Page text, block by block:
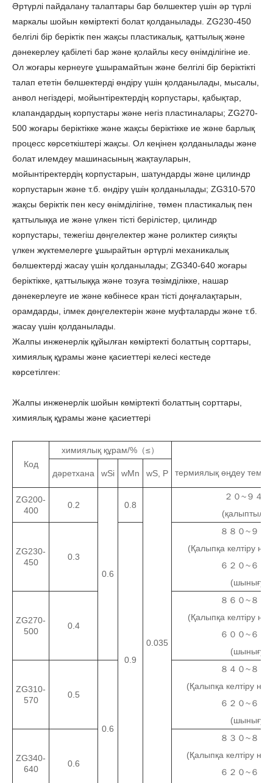
Әртүрлі пайдалану талаптары бар бөлшектер үшін әр түрлі
маркалы шойын көміртекті болат қолданылады. ZG230-450
белгілі бір беріктік пен жақсы пластикалық, қаттылық және
дәнекерлеу қабілеті бар және қолайлы кесу өнімділігіне ие.
Ол жоғары кернеуге ұшырамайтын және белгілі бір беріктікті
талап ететін бөлшектерді өндіру үшін қолданылады, мысалы,
анвол негіздері, мойынтіректердің корпустары, қабықтар,
клапандардың корпустары және негіз пластиналары; ZG270-
500 жоғары беріктікке және жақсы беріктікке ие және барлық
процесс көрсеткіштері жақсы. Ол кеңінен қолданылады және
болат илемдеу машинасының жақтауларын,
мойынтіректердің корпустарын, шатундарды және цилиндр
корпустарын және т.б. өндіру үшін қолданылады; ZG310-570
жақсы беріктік пен кесу өнімділігіне, төмен пластикалық пен
қаттылыққа ие және үлкен тісті берілістер, цилиндр
корпустары, тежегіш дөңгелектер және роликтер сияқты
үлкен жүктемелерге ұшырайтын әртүрлі механикалық
бөлшектерді жасау үшін қолданылады; ZG340-640 жоғары
беріктікке, қаттылыққа және тозуға төзімділікке, нашар
дәнекерлеуге ие және көбінесе кран тісті доңғалақтарын,
орамдарды, ілмек дөңгелектерін және муфталарды және т.б.
жасау үшін қолданылады.
Жалпы инженерлік құйылған көміртекті болаттың сорттары,
химиялық құрамы және қасиеттері келесі кестеде
көрсетілген:
Жалпы инженерлік шойын көміртекті болаттың сорттары,
химиялық құрамы және қасиеттері
Код
химиялық құрам/%（≤）
термиялық өңдеу
дәретхана wSi wMn wS, P
ZG200-
400
0.2
0.6
0.8
0.035
２０~９４
ZG230-
450
0.3
0.9
８８０~９０
(Қалыпқа келтіру
６２０~６８
(шынығу)
ZG270-
500
0.4
８６０~８８
(Қалыпқа келтіру
６００~６２
(шынығу)
ZG310-
570
0.5
0.6
８４０~８６
(Қалыпқа келтіру
６２０~６５
(шынығу)
ZG340-
640
0.6
８３０~８５
(Қалыпқа келтіру
６２０~６５